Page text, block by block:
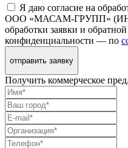
Я даю согласие на
ООО «МАСАМ-ГРУПП» (ИНН
обработки заявки и
конфиденциальности — по
отправить заявку
Получить коммерческое